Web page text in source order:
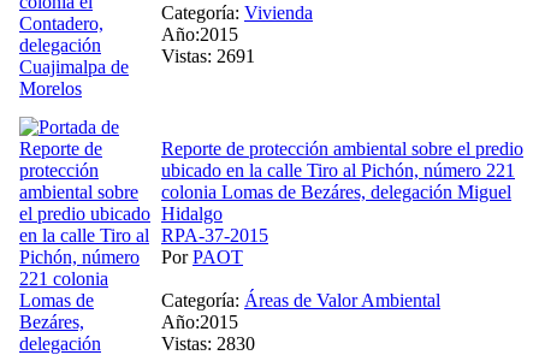
Categoría: Vivienda
Año:2015
Vistas: 2691
Reporte de protección ambiental sobre el predio
ubicado en la calle Tiro al Pichón, número 221
colonia Lomas de Bezáres, delegación Miguel
Hidalgo
RPA-37-2015
PorPAOT
Categoría: Áreas de Valor Ambiental
Año:2015
Vistas: 2830